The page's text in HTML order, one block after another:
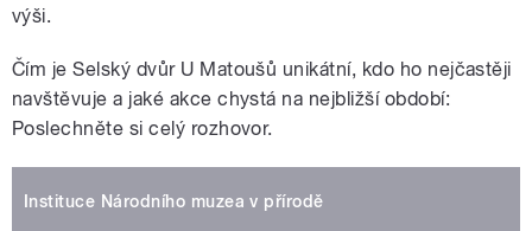
výši.
Čím je Selský dvůr U Matoušů unikátní, kdo ho nejčastěji
navštěvuje a jaké akce chystá na nejbližší období:
Poslechněte si celý rozhovor.
Instituce Národního muzea v přírodě